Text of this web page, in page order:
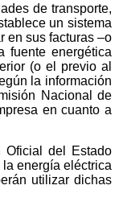
de transporte,
un sistema
en sus facturas –o
fuente energética
(o el previo al
la información
Nacional de
en cuanto a
Oficial del Estado
energía eléctrica
utilizar dichas